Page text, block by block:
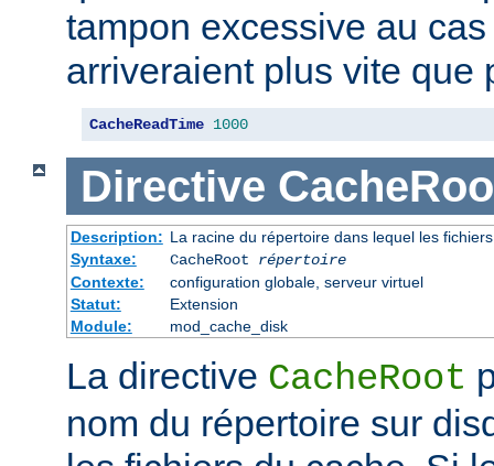
tampon excessive au
arriveraient plus vite que
CacheReadTime 1000
Directive
Description: La racine du répertoire dans lequel les
Syntaxe:
CacheRoot répertoire
Contexte:
configuration globale, serveur virtuel
Statut:
Extension
Module:
mod_cache_disk
La directive CacheRoot
nom du répertoire sur